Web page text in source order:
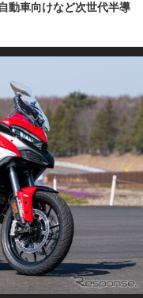
動車向けなど次世代半導